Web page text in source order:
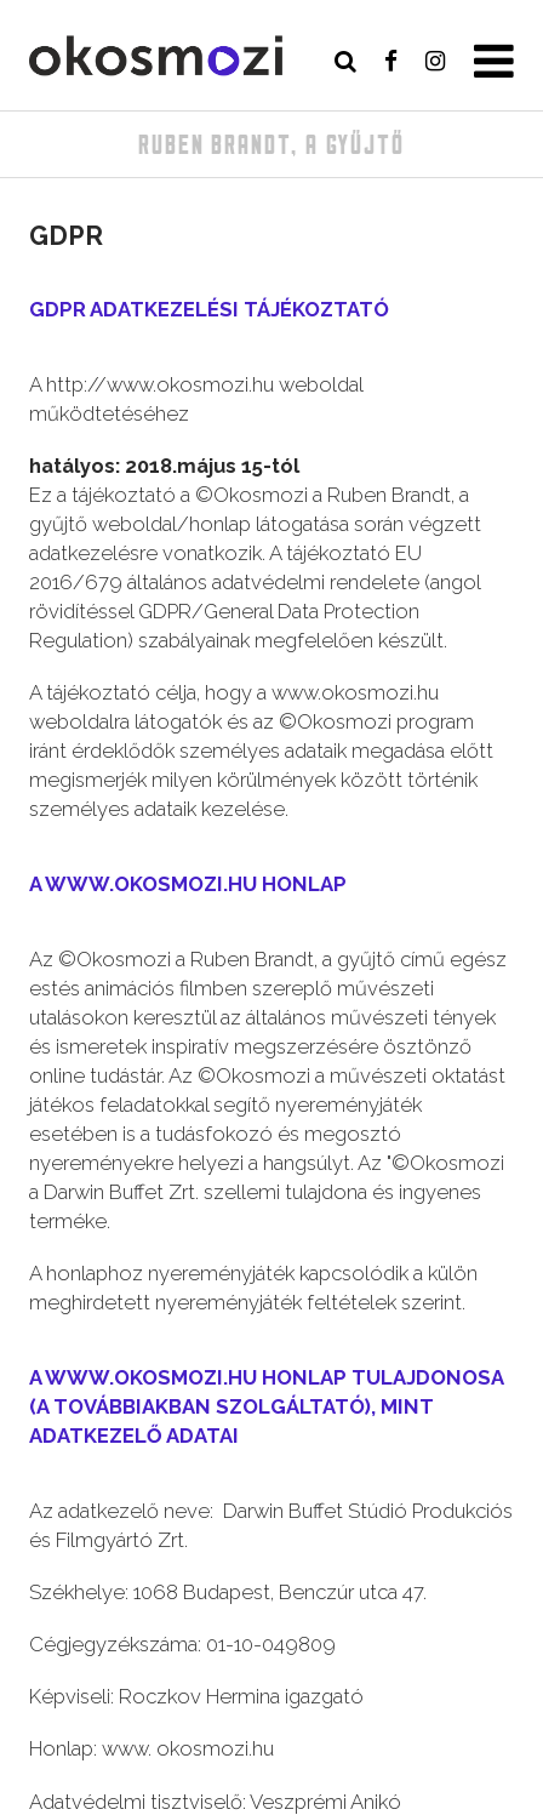
RUBEN BRANDT, A GYŰJTŐ
GDPR
GDPR ADATKEZELÉSI TÁJÉKOZTATÓ
A http://www.okosmozi.hu weboldal
működtetéséhez
hatályos: 2018.május 15-tól
Ez a tájékoztató a ©Okosmozi a Ruben Brandt, a
gyűjtő weboldal/honlap látogatása során végzett
adatkezelésre vonatkozik. A tájékoztató EU
2016/679 általános adatvédelmi rendelete (angol
rövidítéssel GDPR/General Data Protection
Regulation) szabályainak megfelelően készült.
A tájékoztató célja, hogy a www.okosmozi.hu
weboldalra látogatók és az ©Okosmozi program
iránt érdeklődők személyes adataik megadása előtt
megismerjék milyen körülmények között történik
személyes adataik kezelése.
A WWW.OKOSMOZI.HU HONLAP
Az ©Okosmozi a Ruben Brandt, a gyűjtő című egész
estés animációs filmben szereplő művészeti
utalásokon keresztül az általános művészeti tények
és ismeretek inspiratív megszerzésére ösztönző
online tudástár. Az ©Okosmozi a művészeti oktatást
játékos feladatokkal segítő nyereményjáték
esetében is a tudásfokozó és megosztó
nyereményekre helyezi a hangsúlyt. Az "©Okosmozi
a Darwin Buffet Zrt. szellemi tulajdona és ingyenes
terméke.
A honlaphoz nyereményjáték kapcsolódik a külön
meghirdetett nyereményjáték feltételek szerint.
A WWW.OKOSMOZI.HU HONLAP TULAJDONOSA
(A TOVÁBBIAKBAN SZOLGÁLTATÓ), MINT
ADATKEZELŐ ADATAI
Az adatkezelő neve: Darwin Buffet Stúdió Produkciós
és Filmgyártó Zrt.
Székhelye: 1068 Budapest, Benczúr utca 47.
Cégjegyzékszáma: 01-10-049809
Képviseli: Roczkov Hermina igazgató
Honlap: www. okosmozi.hu
Adatvédelmi tisztviselő: Veszprémi Anikó